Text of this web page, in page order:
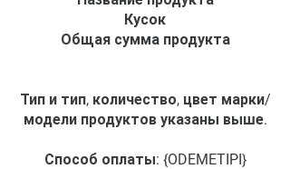
Кусок
Общая сумма продукта
Тип и тип, количество, цвет марки/
модели продуктов указаны выше.
Способ оплаты: {ODEMETIPI}